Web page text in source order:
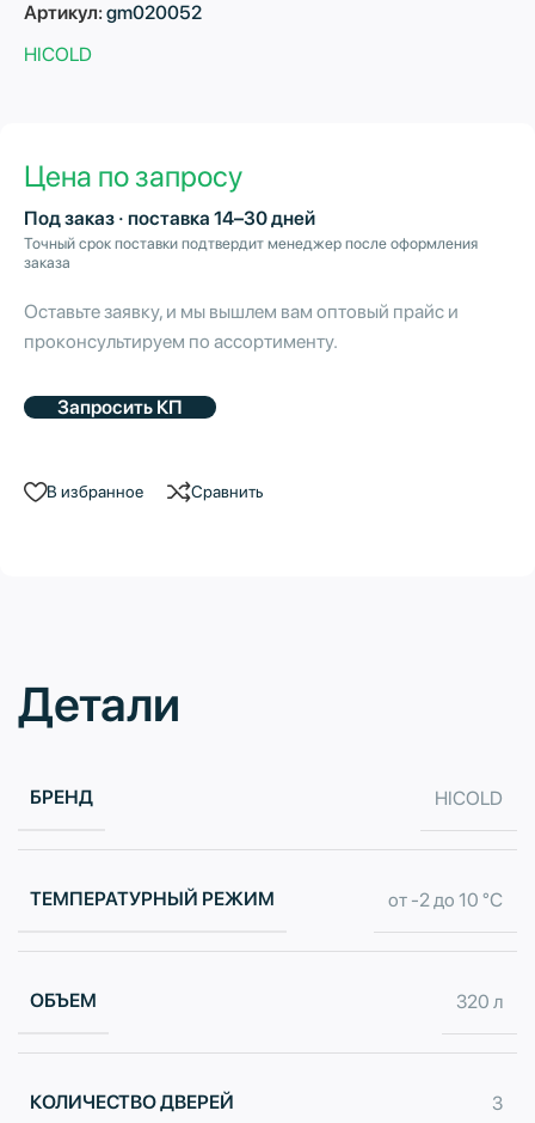
Артикул:gm020052
HICOLD
Цена по запросу
Под заказ · поставка 14–30 дней
Точный срок поставки подтвердит менеджер после оформления
заказа
Оставьте заявку, и мы вышлем вам оптовый прайс и
проконсультируем по ассортименту.
Запросить КП
В избранное Сравнить
Детали
БРЕНД HICOLD
ТЕМПЕРАТУРНЫЙ РЕЖИМ от -2 до 10 °С
ОБЪЕМ 320 л
КОЛИЧЕСТВО ДВЕРЕЙ 3